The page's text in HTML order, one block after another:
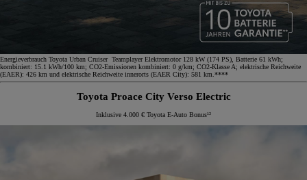
Energieverbrauch Toyota Urban Cruiser Teamplayer Elektromotor 128 kW (174 PS), Batterie 61 kWh;
kombiniert: 15.1 kWh/100 km; CO2-Emissionen kombiniert: 0 g/km; CO2-Klasse A; elektrische Reichweite
(EAER): 426 km und elektrische Reichweite innerorts (EAER City): 581 km.****
Toyota Proace City Verso Electric
Inklusive 4.000 € Toyota E-Auto Bonus¹²